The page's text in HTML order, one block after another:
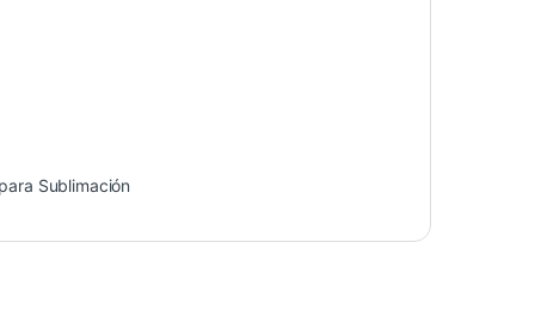
Sublimación